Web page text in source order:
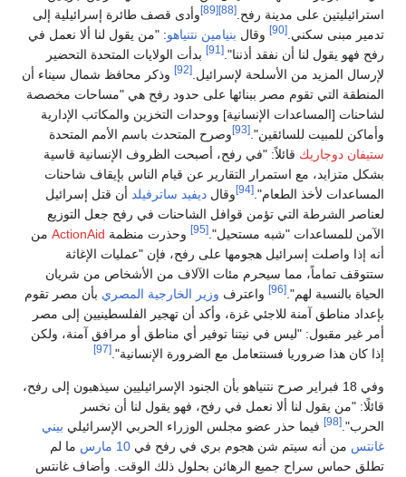
استرائيليتين على مدينة رفح. [88]
[89]
وأدى قصف طائرة إسرائيلية إلى
تدمير مبنى سكني. [90] وقال بنيامين نتنياهو: "من يقول لنا ألا نعمل في
رفح فهو يقول لنا أن نفقد أذننا". [91]
بدأت الولايات المتحدة التحضير
لإرسال المزيد من الأسلحة لإسرائيل. [92]
وذكر محافظ شمال سيناء أن
المنطقة التي تقوم مصر ببنائها على حدود رفح هي "مساحات مخصصة
لشاحنات [المساعدات الإنسانية] ووحدات التخزين والمكاتب الإدارية
وأماكن للمبيت للسائقين". [93]
وصرح المتحدث باسم الأمم المتحدة
ستيفان دوجاريك قائلاً: "في رفح، أصبحت الظروف الإنسانية قاسية
بشكل متزايد، مع استمرار التقارير عن قيام الناس بإيقاف شاحنات
المساعدات لأخذ الطعام". [94] وقال ديفيد ساترفيلد أن قتل إسرائيل
لعناصر الشرطة التي تؤمن قوافل الشاحنات في رفح جعل التوزيع
الآمن للمساعدات "شبه مستحيل". [95] وحذرت منظمة ActionAid من
أنه إذا واصلت إسرائيل هجومها على رفح، فإن "عمليات الإغاثة
ستتوقف تماماً، مما سيحرم مئات الآلاف من الأشخاص من شريان
الحياة بالنسبة لهم". [96] واعترف وزير الخارجية المصري بأن مصر تقوم
بإعداد مناطق آمنة للاجئي غزة، وأكد أن تهجير الفلسطينيين إلى مصر
أمر غير مقبول: "ليس في نيتنا توفير أي مناطق أو مرافق آمنة، ولكن
إذا كان هذا ضروريا فسنتعامل مع الضرورة الإنسانية". [97]
وفي 18 فبراير صرح نتنياهو بأن الجنود الإسرائيليين سيذهبون إلى رفح،
قائلًا: "من يقول لنا ألا نعمل في رفح، فهو يقول لنا أن نخسر
الحرب". [98] فيما حذر عضو مجلس الوزراء الحربي الإسرائيلي بيني
غانتس من أنه سيتم شن هجوم بري في رفح في 10 مارس
ما لم
تطلق حماس سراح جميع الرهائن بحلول ذلك الوقت. وأضاف غانتس